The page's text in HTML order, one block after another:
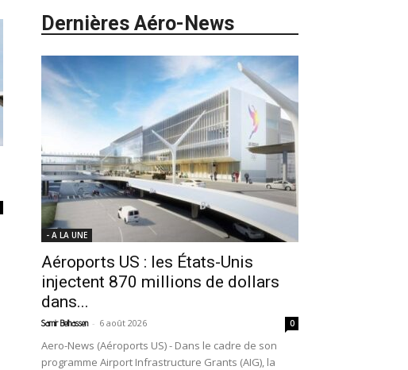
Dernières Aéro-News
- A LA UNE
Aéroports US : les États-Unis
injectent 870 millions de dollars
dans...
Samir Belhassen - 6 août 2026 0
Aero-News (Aéroports US) - Dans le cadre de son
programme Airport Infrastructure Grants (AIG), la